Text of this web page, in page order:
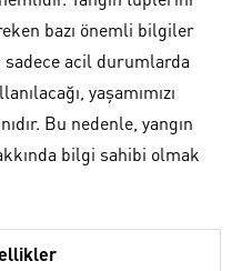
bazı önemli bilgiler
sadece acil durumlarda
yaşamımızı
Bu nedenle, yangın
bilgi sahibi olmak